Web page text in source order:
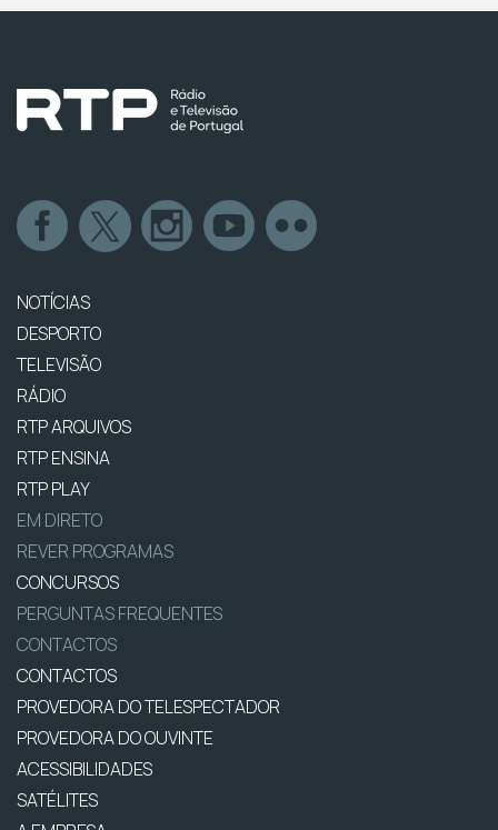
NOTÍCIAS
DESPORTO
TELEVISÃO
RÁDIO
RTP ARQUIVOS
RTP ENSINA
RTP PLAY
EM DIRETO
REVER PROGRAMAS
CONCURSOS
PERGUNTAS FREQUENTES
CONTACTOS
CONTACTOS
PROVEDORA DO TELESPECTADOR
PROVEDORA DO OUVINTE
ACESSIBILIDADES
SATÉLITES